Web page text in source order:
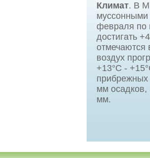
Климат. В
февраля по
достигать
отмечаются
воздух
+13°C -
прибрежных
мм осадков,
мм.